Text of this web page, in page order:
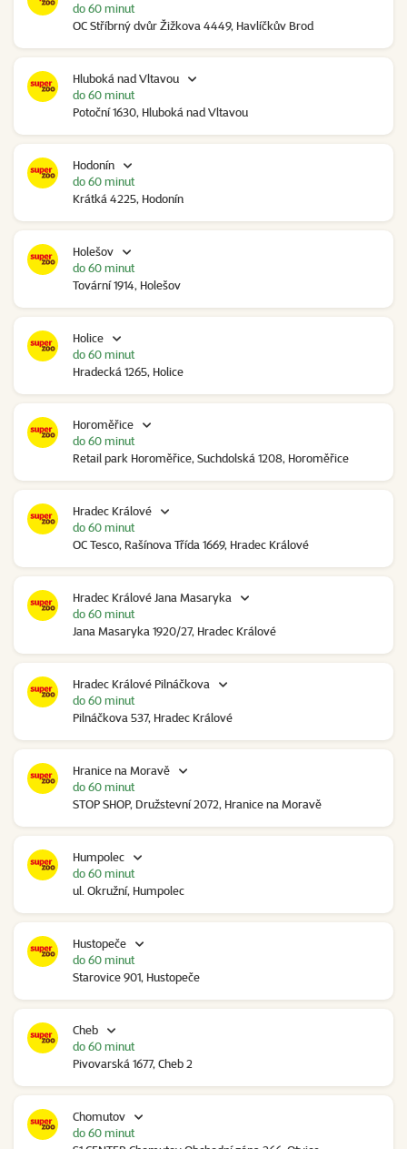
OC Stříbrný dvůr Žižkova 4449, Havlíčkův Brod
do 60 minut
Hluboká nad Vltavou
Potoční 1630, Hluboká nad Vltavou
do 60 minut
Hodonín
Krátká 4225, Hodonín
do 60 minut
Holešov
Tovární 1914, Holešov
do 60 minut
Holice
Hradecká 1265, Holice
do 60 minut
Horoměřice
Retail park Horoměřice, Suchdolská 1208, Horoměřice
do 60 minut
Hradec Králové
OC Tesco, Rašínova Třída 1669, Hradec Králové
do 60 minut
Hradec Králové Jana Masaryka
Jana Masaryka 1920/27, Hradec Králové
do 60 minut
Hradec Králové Pilnáčkova
Pilnáčkova 537, Hradec Králové
do 60 minut
Hranice na Moravě
STOP SHOP, Družstevní 2072, Hranice na Moravě
do 60 minut
Humpolec
ul. Okružní, Humpolec
do 60 minut
Hustopeče
Starovice 901, Hustopeče
do 60 minut
Cheb
Pivovarská 1677, Cheb 2
do 60 minut
Chomutov
do 60 minut